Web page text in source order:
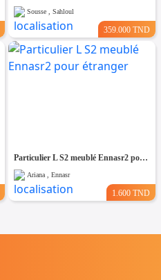
Sousse , Sahloul
359.000 TND
Particulier L S2 meublé Ennasr2 pour étranger
Ariana , Ennasr
1.600 TND